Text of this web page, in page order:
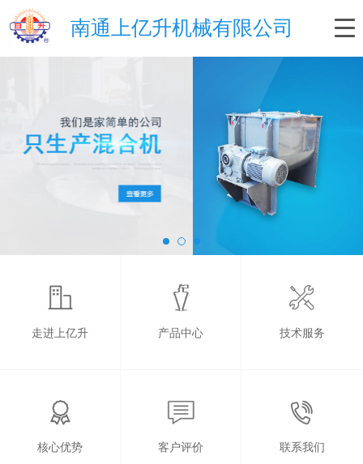
南通上亿升机械有限公司
走进上亿升 产品中心 技术服务
核心优势 客户评价 联系我们